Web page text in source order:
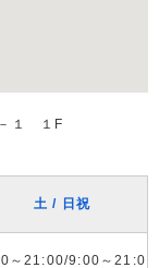
－１ １F
土 / 日祝
～21:00/9:00～21:0